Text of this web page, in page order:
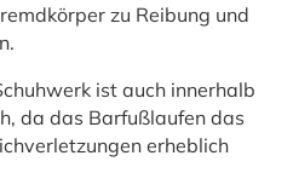
zu Reibung und
ist auch innerhalb
da das Barfußlaufen das
erheblich